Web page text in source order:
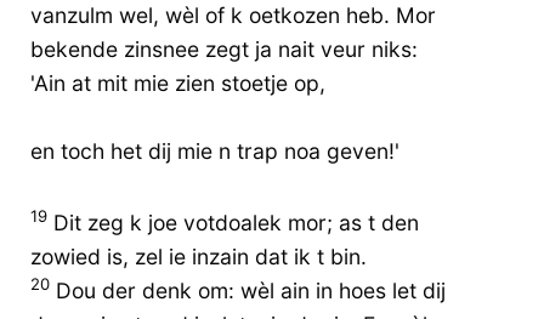
vanzulm wel, wèl of k oetkozen heb. Mor
bekende zinsnee zegt ja nait veur niks:
'Ain at mit mie zien stoetje op,
en toch het dij mie n trap noa geven!'
19 Dit zeg k joe votdoalek mor; as t den
zowied is, zel ie inzain dat ik t bin.
20 Dou der denk om: wèl ain in hoes let dij